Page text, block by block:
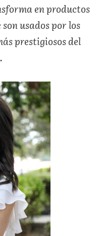
en productos
usados por los
prestigiosos del